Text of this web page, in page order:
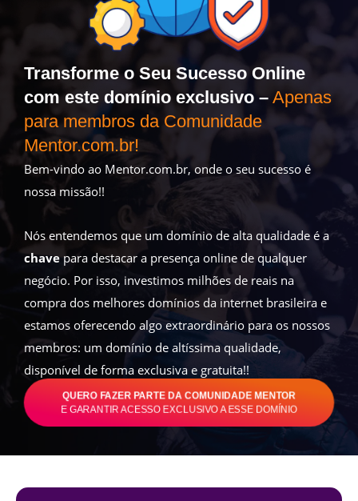
Transforme o Seu Sucesso Online
com este domínio exclusivo – Apenas
para membros da Comunidade
Mentor.com.br!
Bem-vindo ao Mentor.com.br, onde o seu sucesso é
nossa missão!!
Nós entendemos que um domínio de alta qualidade é a
chavepara destacar a presença online de qualquer
negócio. Por isso, investimos milhões de reais na
compra dos melhores domínios da internet brasileira e
estamos oferecendo algo extraordinário para os nossos
membros: um domínio de altíssima qualidade,
disponível de forma exclusiva e gratuita!!
QUERO FAZER PARTE DA COMUNIDADE MENTOR
E GARANTIR ACESSO EXCLUSIVO A ESSE DOMÍNIO